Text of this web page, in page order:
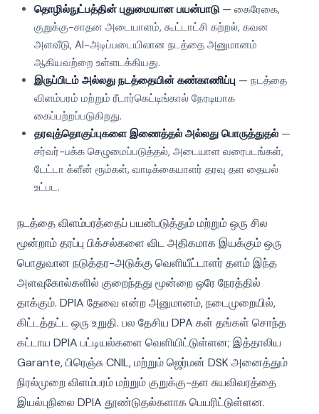
தொழில்நுட்பத்தின் புதுமையான பயன்பாடு — கைரேகை,
குறுக்கு-சாதன அடையாளம், கூட்டாட்சி கற்றல், கவன
அளவீடு, AI-அடிப்படையிலான நடத்தை அனுமானம்
ஆகியவற்றை உள்ளடக்கியது.
இருப்பிடம் அல்லது நடத்தையின் கண்காணிப்பு — நடத்தை
விளம்பரம் மற்றும் ரீடார்கெட்டிங்கால் நேரடியாக
கைப்பற்றப்படுகிறது.
தரவுத்தொகுப்புகளை இணைத்தல் அல்லது பொருத்துதல் —
சர்வர்-பக்க செழுமைப்படுத்தல், அடையாள வரைபடங்கள்,
டேட்டா க்ளீன் ரூம்கள், வாடிக்கையாளர் தரவு தள தையல்
உட்பட.
நடத்தை விளம்பரத்தைப் பயன்படுத்தும் மற்றும் ஒரு சில
மூன்றாம் தரப்பு பிக்சல்களை விட அதிகமாக இயக்கும் ஒரு
பொதுவான நடுத்தர-அடுக்கு வெளியீட்டாளர் தளம் இந்த
அளவுகோல்களில் குறைந்தது மூன்றை ஒரே நேரத்தில்
தாக்கும். DPIA தேவை என்ற அனுமானம், நடைமுறையில்,
கிட்டத்தட்ட ஒரு உறுதி. பல தேசிய DPA கள் தங்கள் சொந்த
கட்டாய DPIA பட்டியல்களை வெளியிட்டுள்ளன; இத்தாலிய
Garante, பிரெஞ்சு CNIL, மற்றும் ஜெர்மன் DSK அனைத்தும்
நிரல்முறை விளம்பரம் மற்றும் குறுக்கு-தள சுயவிவரத்தை
இயல்புநிலை DPIA தூண்டுதல்களாக பெயரிட்டுள்ளன.